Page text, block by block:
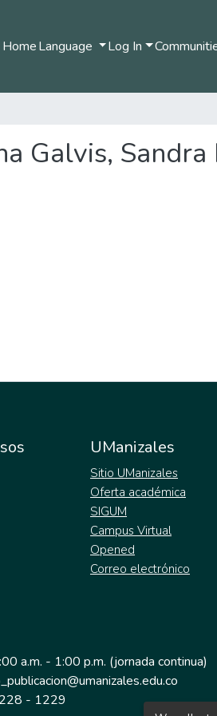
HomeLanguage Log In
Galvis,
UManizales
Sitio UManizales
Oferta académica
SIGUM
Campus Virtual
Opened
Correo electrónico
a.m. - 1:00 p.m. (jornada continua)
- 1229